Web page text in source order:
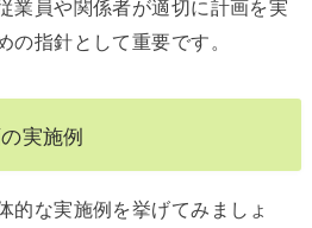
指針として重要です。
実施例
的な実施例を挙げてみましょ